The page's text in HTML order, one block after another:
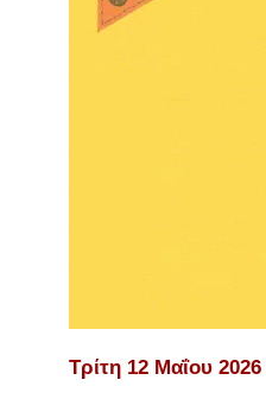
Τρίτη 12 Μαΐου 2026